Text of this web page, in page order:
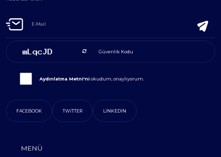
Aydınlatma Metni'niokudum, onaylıyorum.
FACEBOOK TWITTER LINKEDIN
MENÜ